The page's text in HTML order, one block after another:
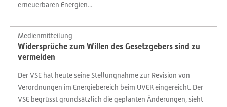
erneuerbaren Energien...
Medienmitteilung
Widersprüche zum Willen des Gesetzgebers sind zu
vermeiden
Der VSE hat heute seine Stellungnahme zur Revision von
Verordnungen im Energiebereich beim UVEK eingereicht. Der
VSE begrüsst grundsätzlich die geplanten Änderungen, sieht